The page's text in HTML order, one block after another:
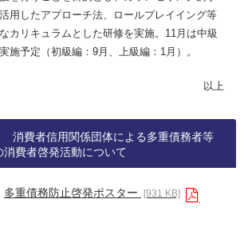
用したアプローチ法、ロールプレイイング等
カリキュラムとした研修を実施。11月は中級
施予定（初級編：9月、上級編：1月）。
以上
消費者信用関係団体による多重債務者等
費者啓発活動について
多重債務防止啓発ポスター [931 KB]